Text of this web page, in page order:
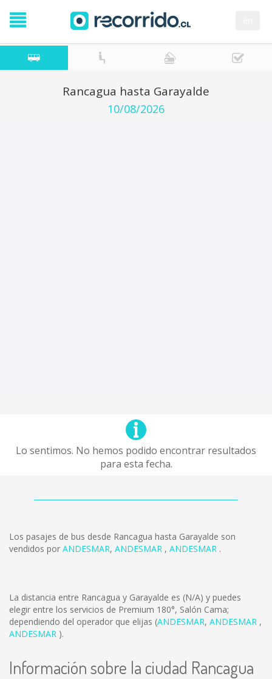
Rancagua hasta Garayalde
10/08/2026
Lo sentimos. No hemos podido encontrar resultados
para esta fecha.
Los pasajes de bus desde Rancagua hasta Garayalde son
vendidos por ANDESMAR, ANDESMAR , ANDESMAR .
La distancia entre Rancagua y Garayalde es (N/A) y puedes
elegir entre los servicios de Premium 180°, Salón Cama;
dependiendo del operador que elijas (ANDESMAR, ANDESMAR ,
ANDESMAR ).
Información sobre la ciudad Rancagua